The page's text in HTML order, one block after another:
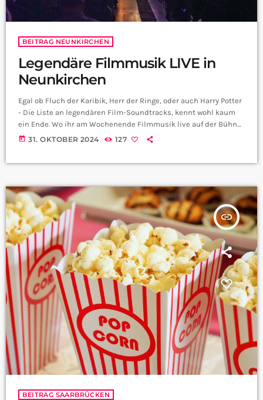
BEITRAG NEUNKIRCHEN
Legendäre Filmmusik LIVE in
Neunkirchen
Egal ob Fluch der Karibik, Herr der Ringe, oder auch Harry Potter
- Die Liste an legendären Film-Soundtracks, kennt wohl kaum
ein Ende. Wo ihr am Wochenende Filmmusik live auf der Bühne
erleben könnt, haben wir für euch herausgefunden: Foto: Hans-
today 31. OKTOBER 2024 127
insert_link
BEITRAG SAARBRÜCKEN